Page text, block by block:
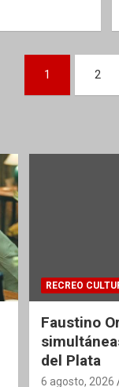
1 2
RECREO
Faustino
del Plata
6 agosto, 2026